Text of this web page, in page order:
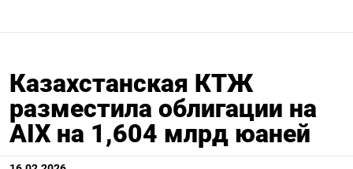
Казахстанская КТЖ
разместила облигации на
AIX на 1,604 млрд юаней